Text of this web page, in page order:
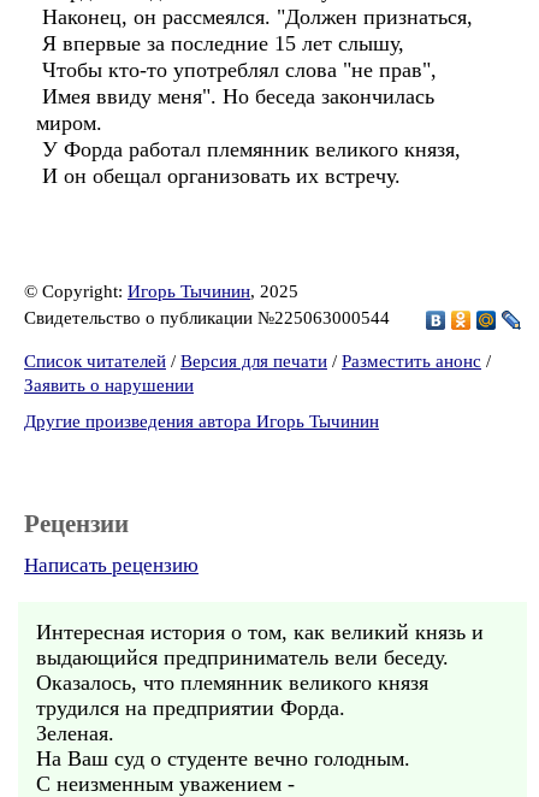
Наконец, он рассмеялся. "Должен признаться,
Я впервые за последние 15 лет слышу,
Чтобы кто-то употреблял слова "не прав",
Имея ввиду меня". Но беседа закончилась
миром.
У Форда работал племянник великого князя,
И он обещал организовать их встречу.
© Copyright: Игорь Тычинин, 2025
Свидетельство о публикации №225063000544
Список читателей / Версия для печати / Разместить анонс /
Заявить о нарушении
Другие произведения автора Игорь Тычинин
Рецензии
Написать рецензию
Интересная история о том, как великий князь и
выдающийся предприниматель вели беседу.
Оказалось, что племянник великого князя
трудился на предприятии Форда.
Зеленая.
На Ваш суд о студенте вечно голодным.
С неизменным уважением -